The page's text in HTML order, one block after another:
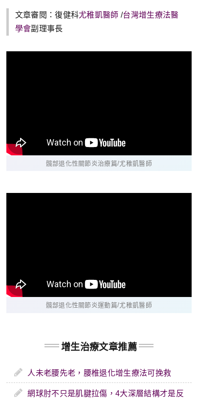
文章審閱：復健科尤稚凱醫師 /台灣增生療法醫
學會副理事長
髖部退化性關節炎治療篇/尤稚凱醫師
髖部退化性關節炎運動篇/尤稚凱醫師
增生治療文章推薦
人未老腰先老，腰椎退化增生療法可挽救
網球肘不只是肌腱拉傷，4大深層結構才是反